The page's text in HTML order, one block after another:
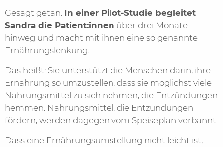
Gesagt getan. In einer Pilot-Studie begleitet
Sandra die Patient:innen über drei Monate
hinweg und macht mit ihnen eine so genannte
Ernährungslenkung.
Das heißt: Sie unterstützt die Menschen darin, ihre
Ernährung so umzustellen, dass sie möglichst viele
Nahrungsmittel zu sich nehmen, die Entzündungen
hemmen. Nahrungsmittel, die Entzündungen
fördern, werden dagegen vom Speiseplan verbannt.
Dass eine Ernährungsumstellung nicht leicht ist,